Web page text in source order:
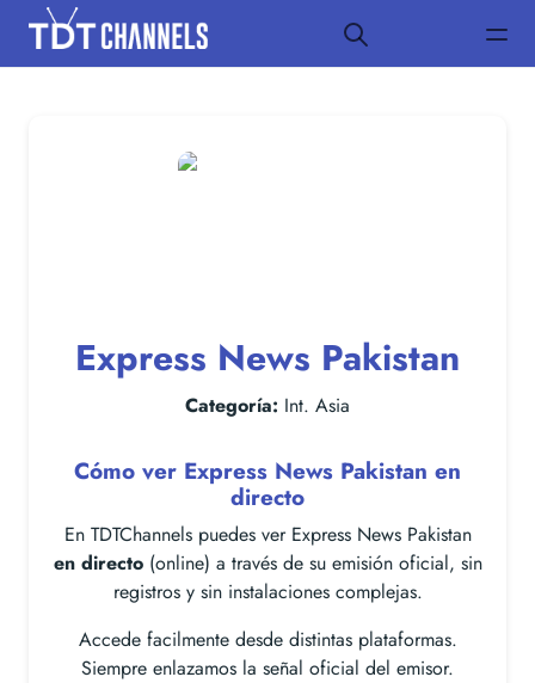
Express News Pakistan
Categoría: Int. Asia
Cómo ver Express News Pakistan en
directo
En TDTChannels puedes ver Express News Pakistan
en directo(online) a través de su emisión oficial, sin
registros y sin instalaciones complejas.
Accede facilmente desde distintas plataformas.
Siempre enlazamos la señal oficial del emisor.